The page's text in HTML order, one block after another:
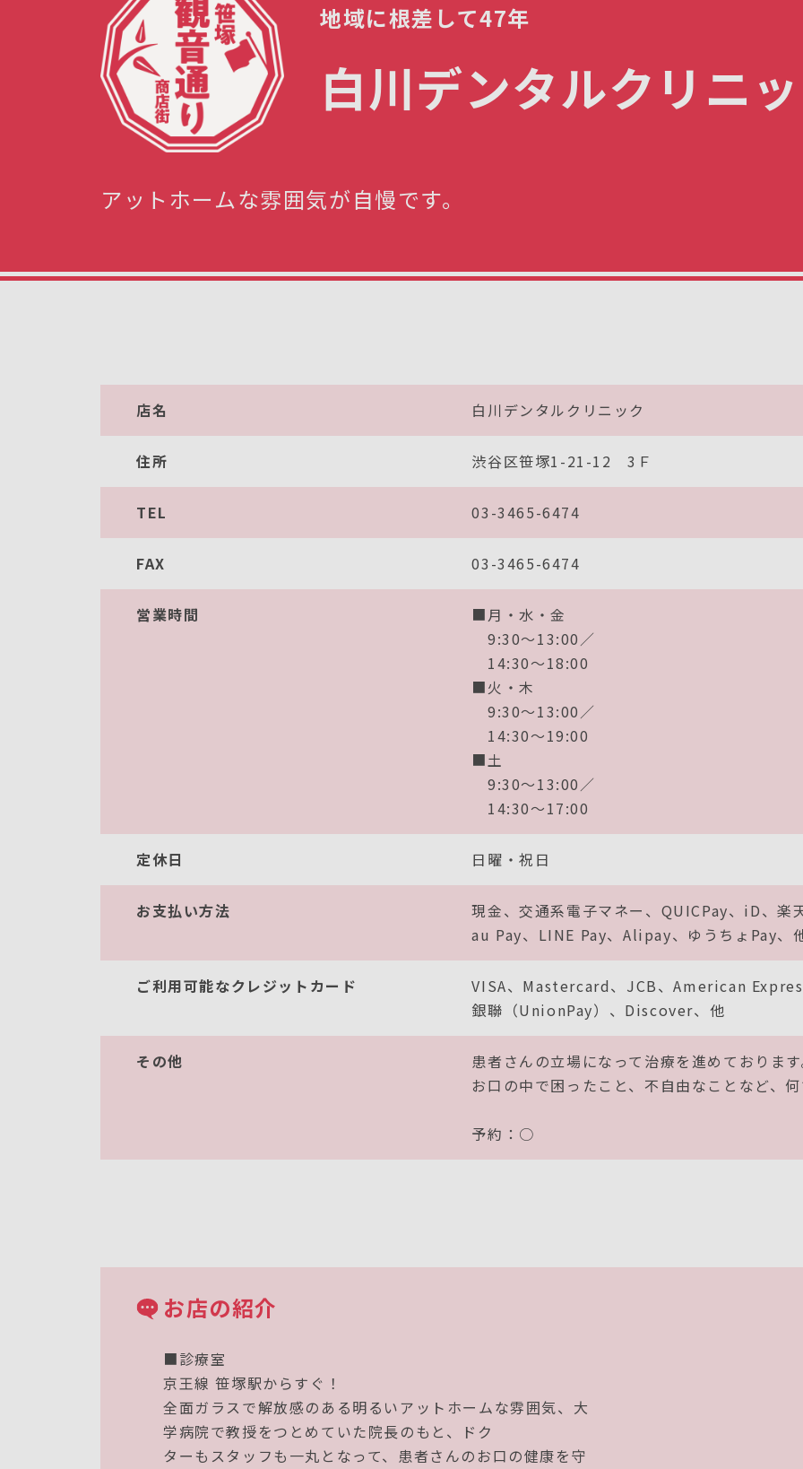
地域に根差して47年
白川デンタルクリニ
アットホームな雰囲気が自慢です。
店名 白川デンタルクリニック
住所 渋谷区笹塚1-21-12 3Ｆ
TEL 03-3465-6474
FAX 03-3465-6474
営業時間
■月・水・金
9:30～13:00／
14:30～18:00
■火・木
9:30～13:00／
14:30～19:00
■土
9:30～13:00／
14:30～17:00
定休日 日曜・祝日
お支払い方法 現金 交通系電子マネー QUICPay iD
楽
au Pay
LINE Pay Alipay ゆうちょPay
ご利用可能なクレジットカード VISA Mastercard JCB
American
銀聯（UnionPay）
Discover 他
その他
患者さんの立場になって治療を進めておりま
お口の中で困ったこと、不自由なことなど、
予約：○
お店の紹介
■診療室
京王線 笹塚駅からすぐ！
全面ガラスで解放感のある明るいアットホームな雰囲気、大
学病院で教授をつとめていた院長のもと、ドク
ターもスタッフも一丸となって、患者さんのお口の健康を守